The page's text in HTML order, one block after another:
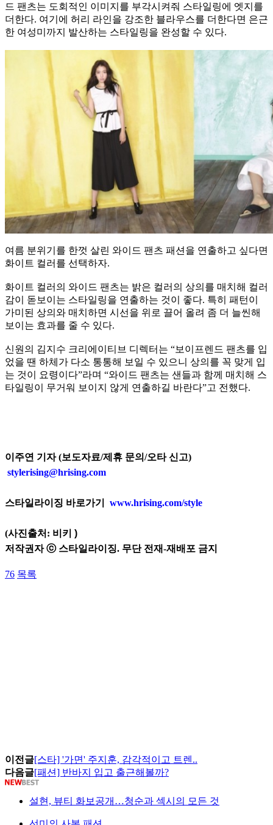
드 팬츠는 도회적인 이미지를 부각시켜줘 스타일링에 엣지를
더한다. 여기에 허리 라인을 강조한 블라우스를 더한다면 은근
한 여성미까지 발산하는 스타일링을 완성할 수 있다.
여름 분위기를 한껏 살린 와이드 팬츠 패션을 연출하고 싶다면
화이트 컬러를 선택하자.
화이트 컬러의 와이드 팬츠는 밝은 컬러의 상의를 매치해 컬러
감이 돋보이는 스타일링을 연출하는 것이 좋다. 특히 패턴이
가미된 상의와 매치하면 시선을 위로 끌어 올려 좀 더 늘씬해
보이는 효과를 줄 수 있다.
신원의 김지수 크리에이티브 디렉터는 “보이프렌드 팬츠를 입
었을 땐 하체가 다소 통통해 보일 수 있으니 상의를 꼭 맞게 입
는 것이 요령이다”라며 “와이드 팬츠는 샌들과 함께 매치해 스
타일링이 무거워 보이지 않게 연출하길 바란다”고 전했다.
이주연 기자 (보도자료/제휴 문의/오타 신고)
stylerising@hrising.com
스타일라이징 바로가기 www.hrising.com/style
(사진출처: 비키 )
저작권자 ⓒ 스타일라이징. 무단 전재-재배포 금지
76 목록
이전글[스타] '가면' 주지훈, 감각적이고 트렌..
다음글[패션] 반바지 입고 출근해볼까?
설현, 뷰티 화보공개…청순과 섹시의 모든 것